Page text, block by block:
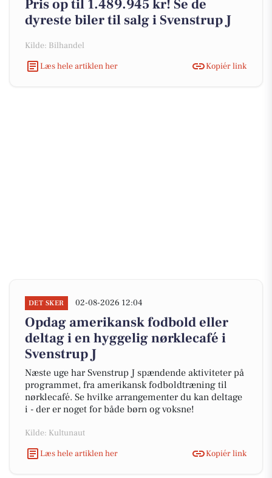
Pris op til 1.489.945 kr! Se de
dyreste biler til salg i Svenstrup J
Kilde: Bilhandel
Læs hele artiklen her
Kopiér link
DET SKER 02-08-2026 12:04
Opdag amerikansk fodbold eller
deltag i en hyggelig nørklecafé i
Svenstrup J
Næste uge har Svenstrup J spændende aktiviteter på
programmet, fra amerikansk fodboldtræning til
nørklecafé. Se hvilke arrangementer du kan deltage
i - der er noget for både børn og voksne!
Kilde: Kultunaut
Læs hele artiklen her
Kopiér link